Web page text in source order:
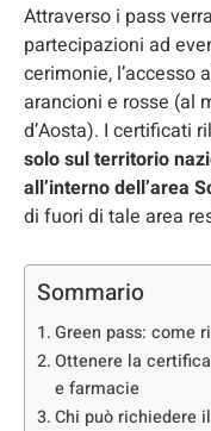
Attraverso i pass
partecipazioni ad
cerimonie, l’accesso
arancioni e rosse (al
d’Aosta). I certificati
solo sul territorio
all’interno dell’area
di fuori di tale area
Sommario
Green pass: come
Ottenere la
e farmacie
Chi può richiedere